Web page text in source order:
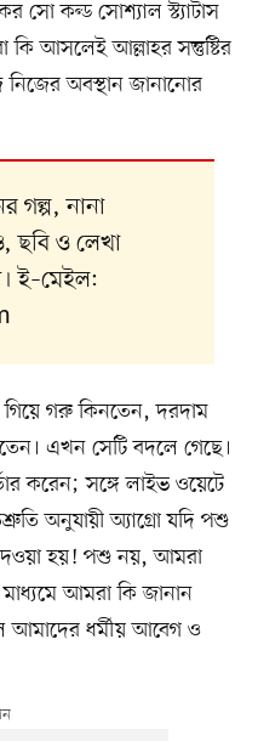
সো কল্ড সোশ্যাল স্ট্যাটাস
কি আসলেই আল্লাহর সন্তুষ্টির
নিজের অবস্থান জানানোর
গল্প, নানা
ছবি ও লেখা
ই–মেইল:
গরু কিনতেন, দরদাম
এখন সেটি বদলে গেছে।
করেন; সঙ্গে লাইভ ওয়েটে
অনুযায়ী অ্যাগ্রো যদি পশু
হয়! পশু নয়, আমরা
মাধ্যমে আমরা কি জানান
আমাদের ধর্মীয় আবেগ ও